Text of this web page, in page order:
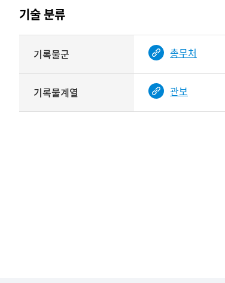
제공됨
<
제목를
보여주는
표
기술 분류
분류
정보를
보여주는
표
기록물군 총무처
기록물계열 관보